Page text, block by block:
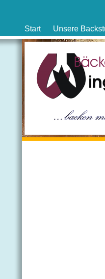
Start Unsere